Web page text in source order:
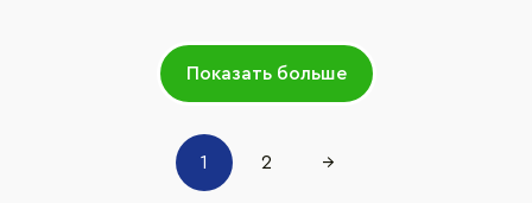
Показать больше
1 2 →